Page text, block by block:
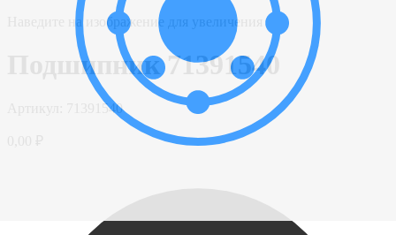
Наведите на изображение для увеличения
Подшипник 71391540
71391540